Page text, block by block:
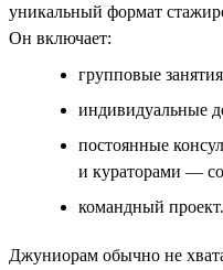
уникальный формат
Он включает:
групповые
индивидуальные
постоянные
и кураторами —
командный проект.
Джуниорам обычно не